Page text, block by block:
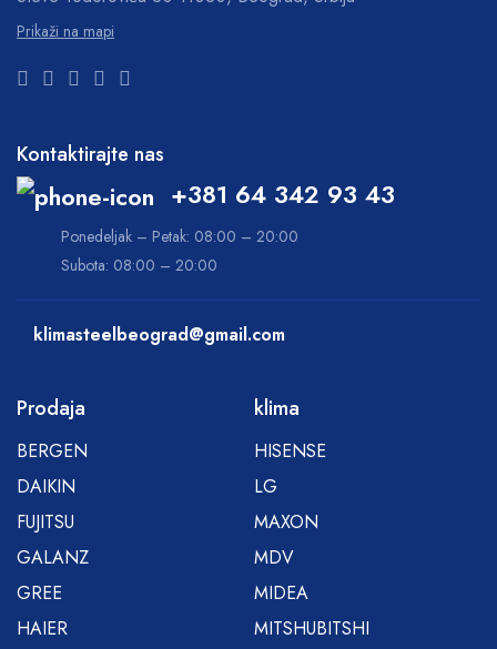
Prikaži na mapi
Kontaktirajte nas
+381 64 342 93 43
Ponedeljak – Petak: 08:00 – 20:00
Subota: 08:00 – 20:00
klimasteelbeograd@gmail.com
Prodaja
BERGEN
DAIKIN
FUJITSU
GALANZ
GREE
HAIER
klima
HISENSE
LG
MAXON
MDV
MIDEA
MITSHUBITSHI